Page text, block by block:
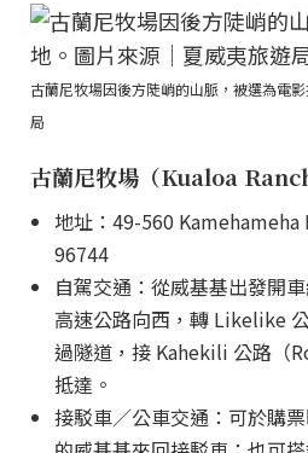
古蘭尼牧場因後方陡峭的山脈，被選為電
局
古蘭尼牧場（Kualoa Ranch
地址：49-560 Kamehameha
96744
自駕交通：從威基基出發開
高速公路向西，轉 Likelike
過隧道，接 Kahekili 公路（
抵達。
接駁車／公車交通：可於購